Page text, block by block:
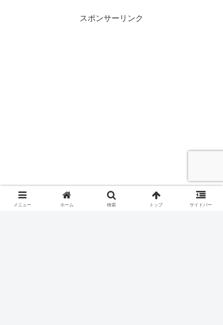
スポンサーリンク
メニュー ホーム 検索 トップ サイドバー